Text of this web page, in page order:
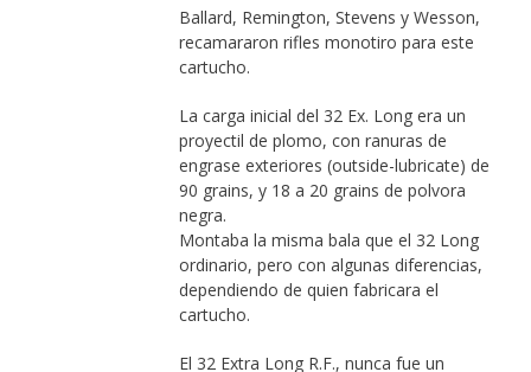
Ballard, Remington, Stevens y Wesson,
recamararon rifles monotiro para este
cartucho.
La carga inicial del 32 Ex. Long era un
proyectil de plomo, con ranuras de
engrase exteriores (outside-lubricate) de
90 grains, y 18 a 20 grains de polvora
negra.
Montaba la misma bala que el 32 Long
ordinario, pero con algunas diferencias,
dependiendo de quien fabricara el
cartucho.
El 32 Extra Long R.F., nunca fue un